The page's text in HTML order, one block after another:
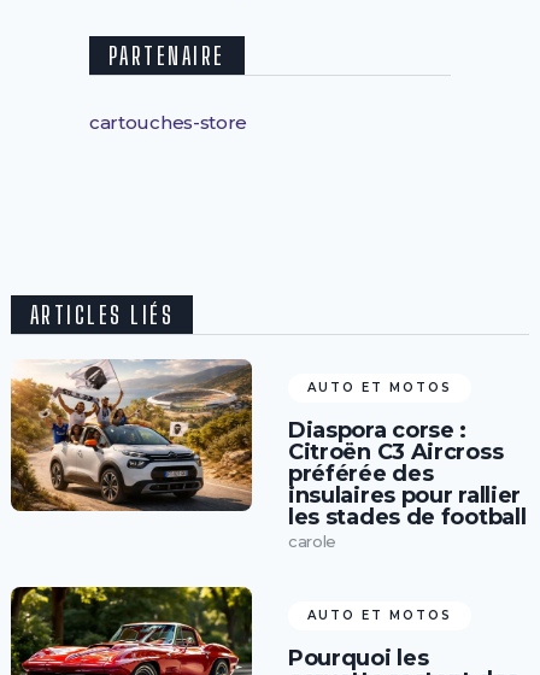
PARTENAIRE
cartouches-store
ARTICLES LIÉS
AUTO ET MOTOS
Diaspora corse :
Citroën C3 Aircross
préférée des
insulaires pour rallier
les stades de football
carole
AUTO ET MOTOS
Pourquoi les